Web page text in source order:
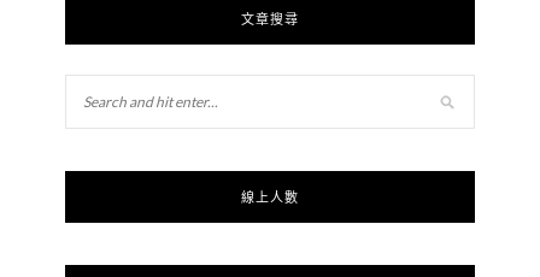
文章搜尋
線上人數